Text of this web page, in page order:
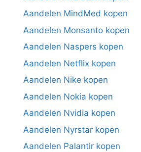
Aandelen MindMed kopen
Aandelen Monsanto kopen
Aandelen Naspers kopen
Aandelen Netflix kopen
Aandelen Nike kopen
Aandelen Nokia kopen
Aandelen Nvidia kopen
Aandelen Nyrstar kopen
Aandelen Palantir kopen